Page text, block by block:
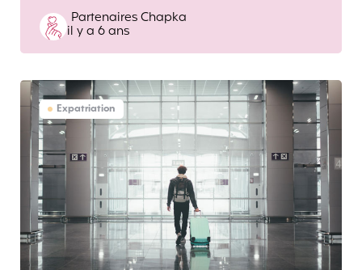
Posted
by
Partenaires Chapka
il y a 6 ans
Expatriation